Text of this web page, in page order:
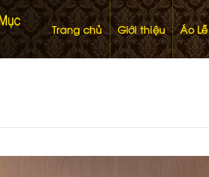
Trang chủ Giới thiệu Áo Lễ